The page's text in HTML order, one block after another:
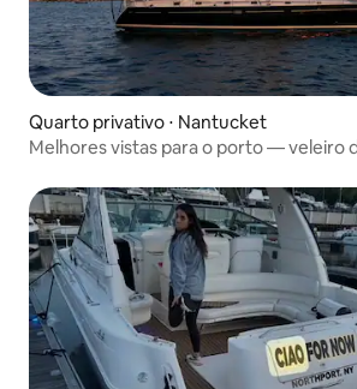
Quarto privativo ⋅ Nantucket
Melhores vistas para o porto — veleiro